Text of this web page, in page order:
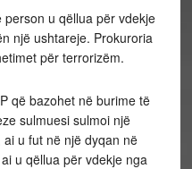
u qëllua për vdekje
një ushtareje. Prokuroria
për terrorizëm.
që bazohet në burime të
sulmuesi sulmoi një
ai u fut në një dyqan në
u qëllua për vdekje nga